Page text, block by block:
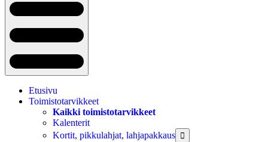
Etusivu
Toimistotarvikkeet
Kaikki toimistotarvikkeet
Kalenterit
Kortit, pikkulahjat, lahjapakkaus
